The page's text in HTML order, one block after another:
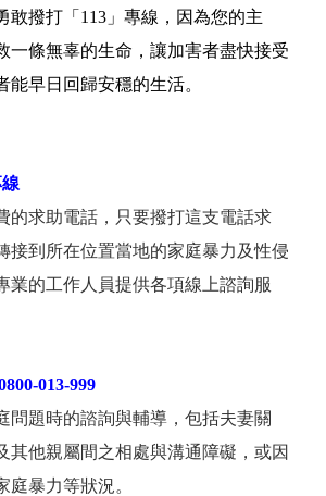
敢撥打「113」專線，因為您的主
一條無辜的生命，讓加害者盡快接受
能早日回歸安穩的生活。
的求助電話，只要撥打這支電話求
接到所在位置當地的家庭暴力及性侵
業的工作人員提供各項線上諮詢服
013-999
問題時的諮詢與輔導，包括夫妻關
其他親屬間之相處與溝通障礙，或因
庭暴力等狀況。